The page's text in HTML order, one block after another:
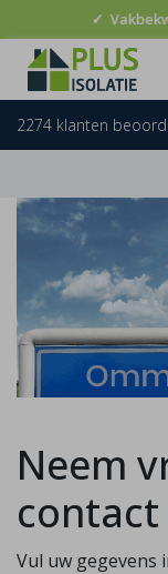
✓
2274 klanten
Neem
Vul uw gegevens